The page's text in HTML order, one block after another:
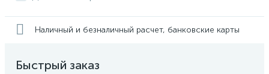
Наличный и безналичный расчет, банковские карты
Быстрый заказ